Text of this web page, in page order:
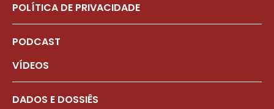
POLÍTICA DE PRIVACIDADE
PODCAST
VÍDEOS
DADOS E DOSSIÊS